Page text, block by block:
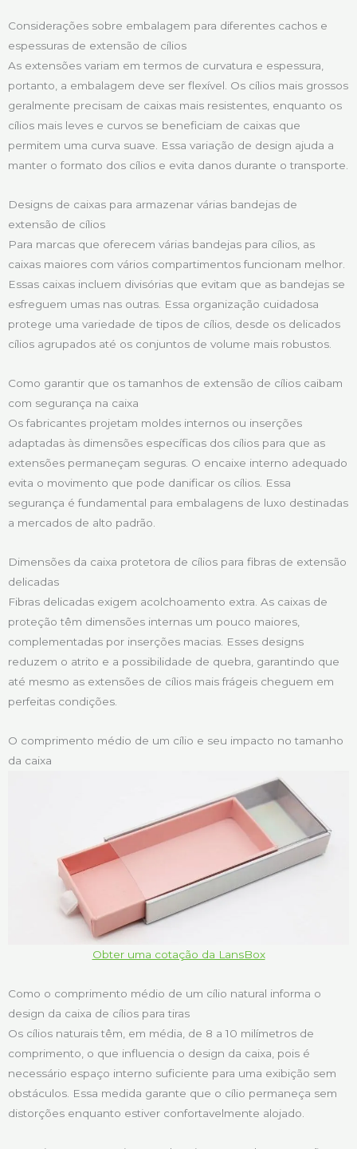
Considerações sobre embalagem para diferentes cachos e
espessuras de extensão de cílios
As extensões variam em termos de curvatura e espessura,
portanto, a embalagem deve ser flexível. Os cílios mais grossos
geralmente precisam de caixas mais resistentes, enquanto os
cílios mais leves e curvos se beneficiam de caixas que
permitem uma curva suave. Essa variação de design ajuda a
manter o formato dos cílios e evita danos durante o transporte.
Designs de caixas para armazenar várias bandejas de
extensão de cílios
Para marcas que oferecem várias bandejas para cílios, as
caixas maiores com vários compartimentos funcionam melhor.
Essas caixas incluem divisórias que evitam que as bandejas se
esfreguem umas nas outras. Essa organização cuidadosa
protege uma variedade de tipos de cílios, desde os delicados
cílios agrupados até os conjuntos de volume mais robustos.
Como garantir que os tamanhos de extensão de cílios caibam
com segurança na caixa
Os fabricantes projetam moldes internos ou inserções
adaptadas às dimensões específicas dos cílios para que as
extensões permaneçam seguras. O encaixe interno adequado
evita o movimento que pode danificar os cílios. Essa
segurança é fundamental para embalagens de luxo destinadas
a mercados de alto padrão.
Dimensões da caixa protetora de cílios para fibras de extensão
delicadas
Fibras delicadas exigem acolchoamento extra. As caixas de
proteção têm dimensões internas um pouco maiores,
complementadas por inserções macias. Esses designs
reduzem o atrito e a possibilidade de quebra, garantindo que
até mesmo as extensões de cílios mais frágeis cheguem em
perfeitas condições.
O comprimento médio de um cílio e seu impacto no tamanho
da caixa
Obter uma cotação da LansBox
Como o comprimento médio de um cílio natural informa o
design da caixa de cílios para tiras
Os cílios naturais têm, em média, de 8 a 10 milímetros de
comprimento, o que influencia o design da caixa, pois é
necessário espaço interno suficiente para uma exibição sem
obstáculos. Essa medida garante que o cílio permaneça sem
distorções enquanto estiver confortavelmente alojado.